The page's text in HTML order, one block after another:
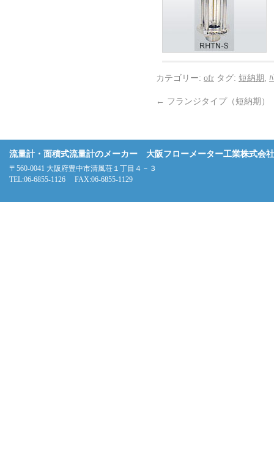
カテゴリー: ofr タグ: 短納期
← フランジタイプ（短納期）
流量計・面積式流量計のメーカー 大阪フローメーター工業株式会社
〒560-0041 大阪府豊中市清風荘１丁目４－３
TEL:06-6855-1126 FAX:06-6855-1129